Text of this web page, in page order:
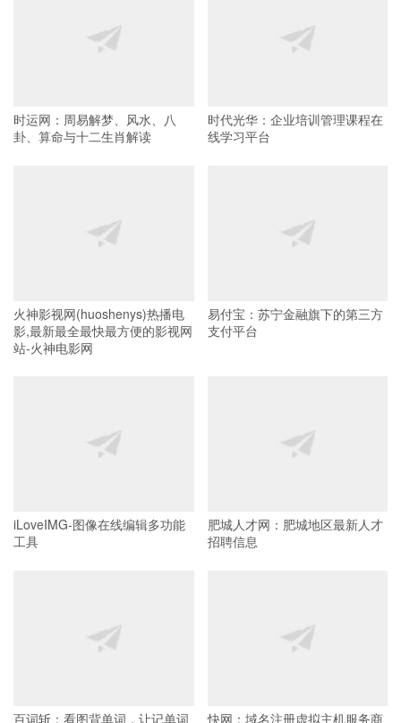
时运网：周易解梦、风水、八
卦、算命与十二生肖解读
时代光华：企业培训管理课程在
线学习平台
火神影视网(huoshenys)热播电
影,最新最全最快最方便的影视网
站-火神电影网
易付宝：苏宁金融旗下的第三方
支付平台
iLoveIMG-图像在线编辑多功能
工具
肥城人才网：肥城地区最新人才
招聘信息
百词斩：看图背单词，让记单词
快网：域名注册虚拟主机服务商